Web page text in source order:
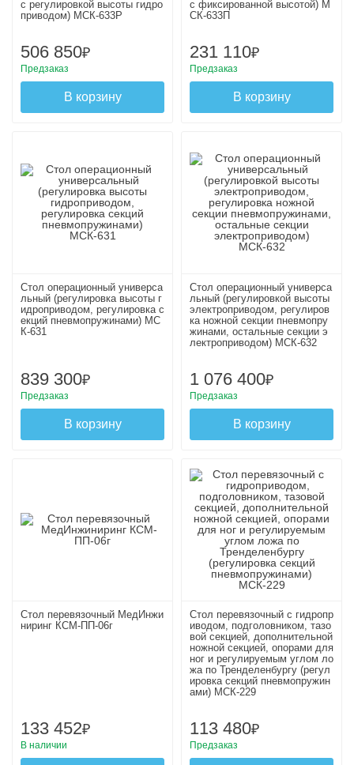
с регулировкой высоты гидро
приводом) МСК-633Р
506 850₽
Предзаказ
В корзину
с фиксированной высотой) М
СК-633П
231 110₽
Предзаказ
В корзину
Стол операционный универса
льный (регулировка высоты г
идроприводом, регулировка с
екций пневмопружинами) МС
К-631
839 300₽
Предзаказ
В корзину
Стол операционный универса
льный (регулировкой высоты
электроприводом, регулиров
ка ножной секции пневмопру
жинами, остальные секции э
лектроприводом) МСК-632
1 076 400₽
Предзаказ
В корзину
Стол перевязочный МедИнжи
ниринг КСМ-ПП-06г
133 452₽
В наличии
Стол перевязочный с гидропр
иводом, подголовником, тазо
вой секцией, дополнительной
ножной секцией, опорами для
ног и регулируемым углом ло
жа по Тренделенбургу (регул
ировка секций пневмопружин
ами) МСК-229
113 480₽
Предзаказ